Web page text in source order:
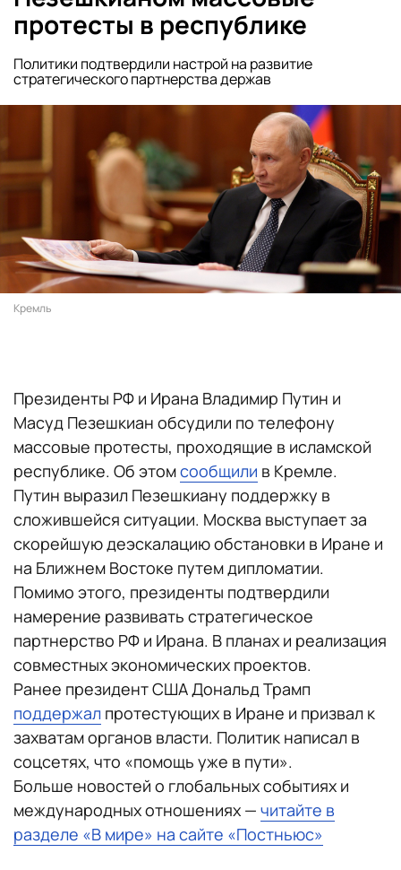
протесты в республике
Политики подтвердили настрой на развитие
стратегического партнерства держав
Кремль
Президенты РФ и Ирана Владимир Путин и
Масуд Пезешкиан обсудили по телефону
массовые протесты, проходящие в исламской
республике. Об этомсообщили в Кремле.
Путин выразил Пезешкиану поддержку в
сложившейся ситуации. Москва выступает за
скорейшую деэскалацию обстановки в Иране и
на Ближнем Востоке путем дипломатии.
Помимо этого, президенты подтвердили
намерение развивать стратегическое
партнерство РФ и Ирана. В планах и реализация
совместных экономических проектов.
Ранее президент США Дональд Трамп
поддержал протестующих в Иране и призвал к
захватам органов власти. Политик написал в
соцсетях, что «помощь уже в пути».
Больше новостей о глобальных событиях и
международных отношениях — читайте в
разделе «В мире» на сайте «Постньюс»